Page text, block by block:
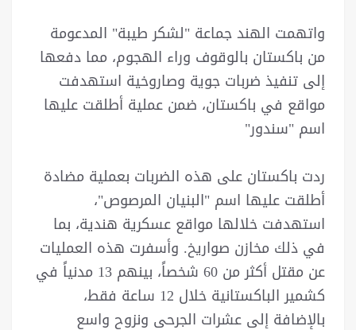
واتهمت الهند جماعة "لشكر طيبة" المدعومة
من باكستان بالوقوف وراء الهجوم، مما دفعها
إلى تنفيذ ضربات جوية وصاروخية استهدفت
مواقع في باكستان، ضمن عملية أطلقت عليها
اسم "سندور"
ردت باكستان على هذه الضربات بعملية مضادة
أطلقت عليها اسم "البنيان المرصوص"،
استهدفت خلالها مواقع عسكرية هندية، بما
في ذلك مخازن صواريخ. وأسفرت هذه العمليات
عن مقتل أكثر من 60 شخصاً، بينهم 13 مدنياً في
كشمير الباكستانية خلال 12 ساعة فقط،
بالإضافة إلى عشرات الجرحى ونزوح واسع